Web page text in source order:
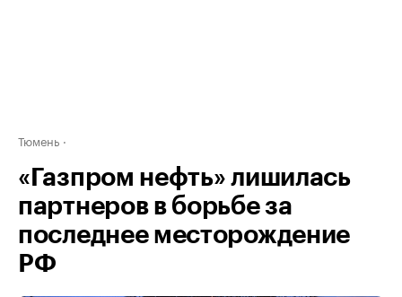
Тюмень
«Газпром нефть» лишилась
партнеров в борьбе за
последнее месторождение
РФ